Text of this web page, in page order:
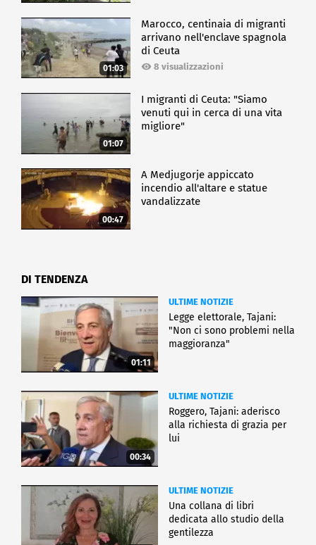
01:03
Marocco, centinaia di migranti
arrivano nell'enclave spagnola
di Ceuta
8 visualizzazioni
01:07
I migranti di Ceuta: "Siamo
venuti qui in cerca di una vita
migliore"
00:47
A Medjugorje appiccato
incendio all'altare e statue
vandalizzate
DI TENDENZA
01:11
ULTIME NOTIZIE
Legge elettorale, Tajani:
"Non ci sono problemi nella
maggioranza"
00:34
ULTIME NOTIZIE
Roggero, Tajani: aderisco
alla richiesta di grazia per
lui
ULTIME NOTIZIE
Una collana di libri
dedicata allo studio della
gentilezza